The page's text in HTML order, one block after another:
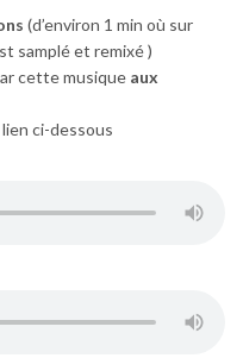
(d’environ 1 min où sur
samplé et remixé )
cette musique aux
lien ci-dessous